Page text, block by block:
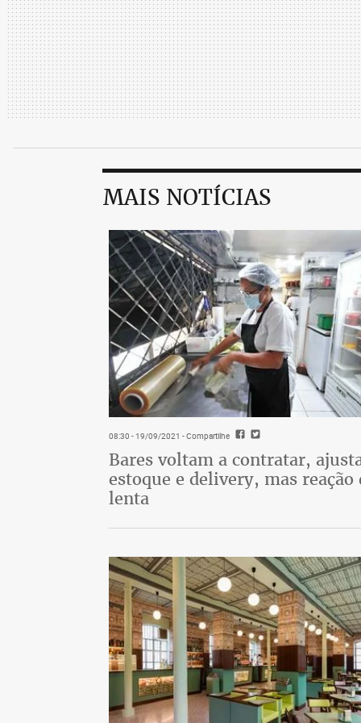
MAIS NOTÍCIAS
08:30 - 19/09/2021 - Compartilhe
Bares voltam a contratar,
estoque e delivery, mas reação
lenta